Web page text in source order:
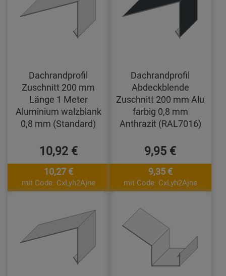
Dachrandprofil
Zuschnitt 200 mm
Länge 1 Meter
Aluminium walzblank
0,8 mm (Standard)
10,92 €
10,27 €
mit Code: CxLyh2Ajne
Dachrandprofil
Abdeckblende
Zuschnitt 200 mm Alu
farbig 0,8 mm
Anthrazit (RAL7016)
9,95 €
9,35 €
mit Code: CxLyh2Ajne